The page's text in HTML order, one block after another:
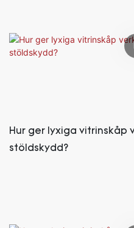
Hur ger lyxiga
stöldskydd?